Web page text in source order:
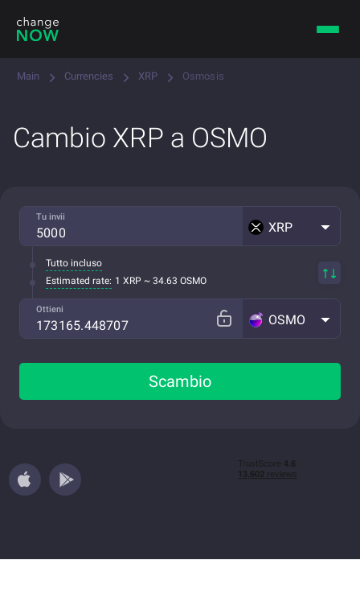
Main Currencies XRP Osmosis
Cambio XRP a OSMO
Tu invii
XRP
Tutto incluso
Estimated rate: 1 XRP ~ 34.63 OSMO
Ottieni
OSMO
Scambio